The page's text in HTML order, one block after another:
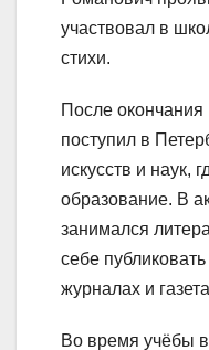
участвовал в
стихи.
После
поступил в
искусств и наук,
образование. В
занимался
себе
журналах и
Во время учёбы